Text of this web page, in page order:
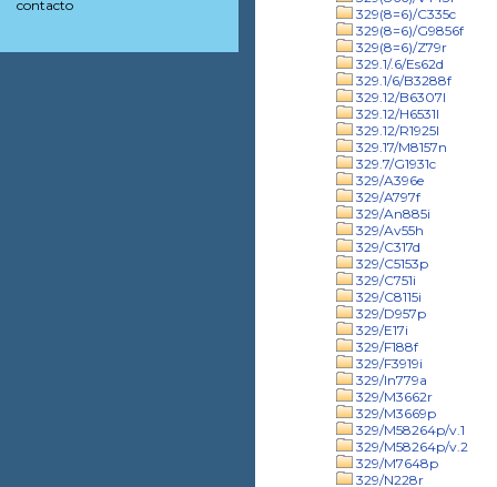
329(8=6)/C335c
329(8=6)/G9856f
329(8=6)/Z79r
329.1/.6/Es62d
329.1/6/B3288f
329.12/B6307l
329.12/H6531l
329.12/R1925l
329.17/M8157n
329.7/G1931c
329/A396e
329/A797f
329/An885i
329/Av55h
329/C317d
329/C5153p
329/C751i
329/C8115i
329/D957p
329/E17i
329/F188f
329/F3919i
329/In779a
329/M3662r
329/M3669p
329/M58264p/v.1
329/M58264p/v.2
329/M7648p
329/N228r
contacto